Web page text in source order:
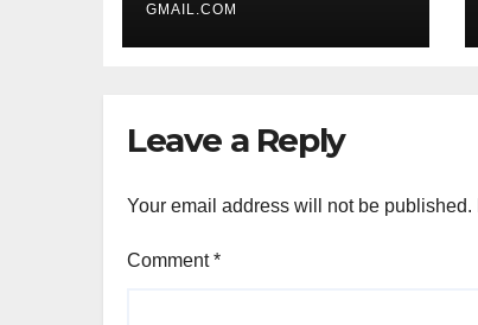
GMAIL.COM
Leave a Reply
Your email address will not be published.
Comment*